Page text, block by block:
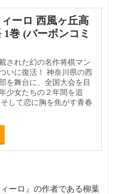
ーロ 西風ヶ丘高
巻 (バーボンコミ
された幻の名作将棋マン
いに復活！ 神奈川県の西
を舞台に、全国大会を目
少女たちの２年間を追
して恋に胸を焦がす青春
ーロ』の作者である柳葉